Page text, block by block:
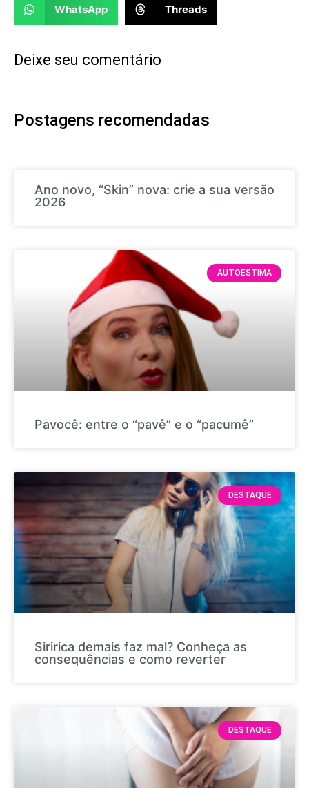
WhatsApp Threads
Deixe seu comentário
Postagens recomendadas
Ano novo, “Skin” nova: crie a sua versão
2026
AUTOESTIMA
Pavocê: entre o “pavê” e o “pacumê”
DESTAQUE
Siririca demais faz mal? Conheça as
consequências e como reverter
DESTAQUE